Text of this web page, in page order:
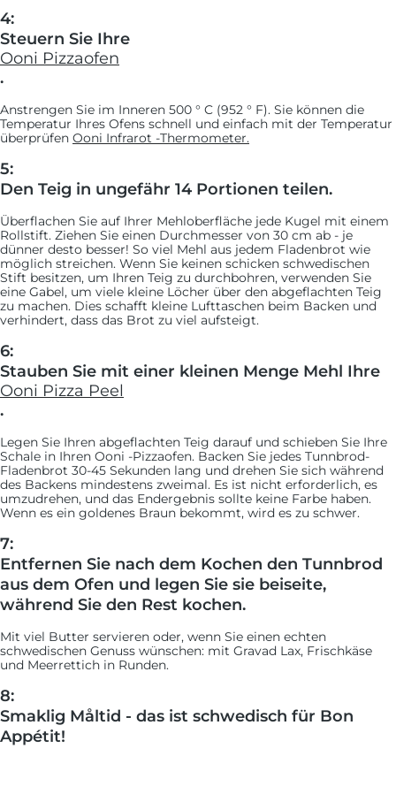
4:
Steuern Sie Ihre
Ooni Pizzaofen
.
Anstrengen Sie im Inneren 500 ° C (952 ° F). Sie können die
Temperatur Ihres Ofens schnell und einfach mit der Temperatur
überprüfen Ooni Infrarot -Thermometer.
5:
Den Teig in ungefähr 14 Portionen teilen.
Überflachen Sie auf Ihrer Mehloberfläche jede Kugel mit einem
Rollstift. Ziehen Sie einen Durchmesser von 30 cm ab - je
dünner desto besser! So viel Mehl aus jedem Fladenbrot wie
möglich streichen. Wenn Sie keinen schicken schwedischen
Stift besitzen, um Ihren Teig zu durchbohren, verwenden Sie
eine Gabel, um viele kleine Löcher über den abgeflachten Teig
zu machen. Dies schafft kleine Lufttaschen beim Backen und
verhindert, dass das Brot zu viel aufsteigt.
6:
Stauben Sie mit einer kleinen Menge Mehl Ihre
Ooni Pizza Peel
.
Legen Sie Ihren abgeflachten Teig darauf und schieben Sie Ihre
Schale in Ihren Ooni -Pizzaofen. Backen Sie jedes Tunnbrod-
Fladenbrot 30-45 Sekunden lang und drehen Sie sich während
des Backens mindestens zweimal. Es ist nicht erforderlich, es
umzudrehen, und das Endergebnis sollte keine Farbe haben.
Wenn es ein goldenes Braun bekommt, wird es zu schwer.
7:
Entfernen Sie nach dem Kochen den Tunnbrod
aus dem Ofen und legen Sie sie beiseite,
während Sie den Rest kochen.
Mit viel Butter servieren oder, wenn Sie einen echten
schwedischen Genuss wünschen: mit Gravad Lax, Frischkäse
und Meerrettich in Runden.
8:
Smaklig Måltid - das ist schwedisch für Bon
Appétit!